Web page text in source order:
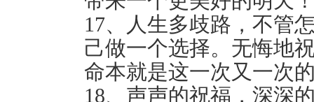
17、人生多歧路，不管
己做一个选择。无悔地
命本就是这一次又一次
18、声声的祝福，深深